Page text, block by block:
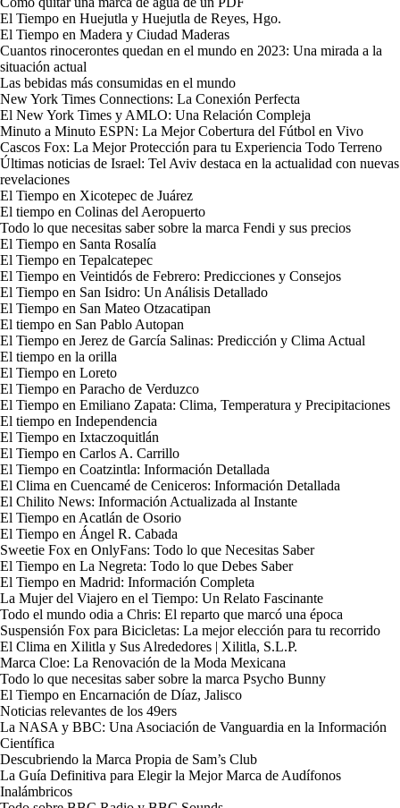
El Tiempo en Huejutla y Huejutla de Reyes, Hgo.
El Tiempo en Madera y Ciudad Maderas
Cuantos rinocerontes quedan en el mundo en 2023: Una mirada a la
situación actual
Las bebidas más consumidas en el mundo
New York Times Connections: La Conexión Perfecta
El New York Times y AMLO: Una Relación Compleja
Minuto a Minuto ESPN: La Mejor Cobertura del Fútbol en Vivo
Cascos Fox: La Mejor Protección para tu Experiencia Todo Terreno
Últimas noticias de Israel: Tel Aviv destaca en la actualidad con nuevas
revelaciones
El Tiempo en Xicotepec de Juárez
El tiempo en Colinas del Aeropuerto
Todo lo que necesitas saber sobre la marca Fendi y sus precios
El Tiempo en Santa Rosalía
El Tiempo en Tepalcatepec
El Tiempo en Veintidós de Febrero: Predicciones y Consejos
El Tiempo en San Isidro: Un Análisis Detallado
El Tiempo en San Mateo Otzacatipan
El tiempo en San Pablo Autopan
El Tiempo en Jerez de García Salinas: Predicción y Clima Actual
El tiempo en la orilla
El Tiempo en Loreto
El Tiempo en Paracho de Verduzco
El Tiempo en Emiliano Zapata: Clima, Temperatura y Precipitaciones
El tiempo en Independencia
El Tiempo en Ixtaczoquitlán
El Tiempo en Carlos A. Carrillo
El Tiempo en Coatzintla: Información Detallada
El Clima en Cuencamé de Ceniceros: Información Detallada
El Chilito News: Información Actualizada al Instante
El Tiempo en Acatlán de Osorio
El Tiempo en Ángel R. Cabada
Sweetie Fox en OnlyFans: Todo lo que Necesitas Saber
El Tiempo en La Negreta: Todo lo que Debes Saber
El Tiempo en Madrid: Información Completa
La Mujer del Viajero en el Tiempo: Un Relato Fascinante
Todo el mundo odia a Chris: El reparto que marcó una época
Suspensión Fox para Bicicletas: La mejor elección para tu recorrido
El Clima en Xilitla y Sus Alrededores | Xilitla, S.L.P.
Marca Cloe: La Renovación de la Moda Mexicana
Todo lo que necesitas saber sobre la marca Psycho Bunny
El Tiempo en Encarnación de Díaz, Jalisco
Noticias relevantes de los 49ers
La NASA y BBC: Una Asociación de Vanguardia en la Información
Científica
Descubriendo la Marca Propia de Sam’s Club
La Guía Definitiva para Elegir la Mejor Marca de Audífonos
Inalámbricos